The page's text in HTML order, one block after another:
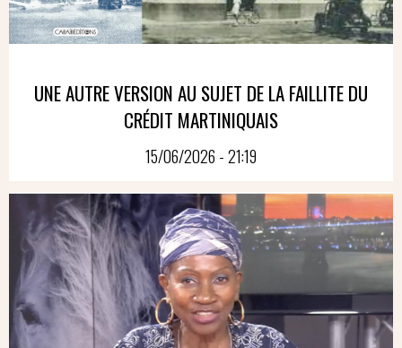
UNE AUTRE VERSION AU SUJET DE LA FAILLITE DU
CRÉDIT MARTINIQUAIS
15/06/2026 - 21:19